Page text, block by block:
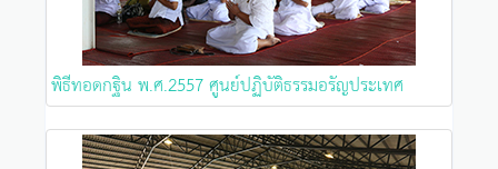
พิธีทอดกฐิน พ.ศ.2557 ศูนย์ปฏิบัติธรรมอรัญประเทศ